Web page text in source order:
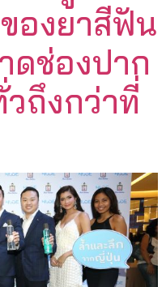
องยาสีฟัน
ดช่องปาก
ถึงกว่าที่